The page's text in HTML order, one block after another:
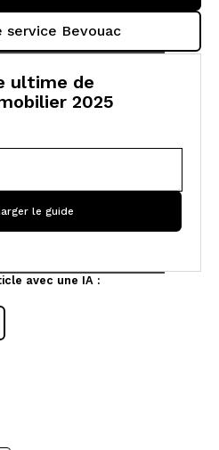
service Bevouac
ultime de
2025
avec une IA :